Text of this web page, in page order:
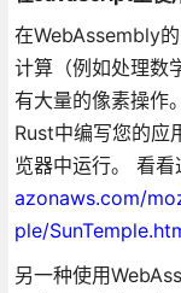
在WebAssembly
计算（例如处理数
有大量的像素操作
Rust中编写您的应
览器中运行。 看
azonaws.com/
ple/
另一种使用